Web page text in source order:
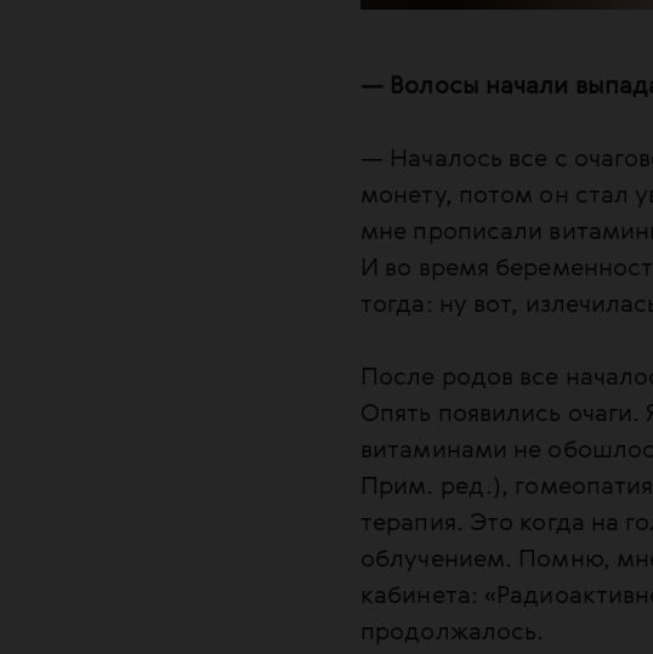
— Волосы начали
— Началось все с
монету, потом он стал
мне прописали
И во время
тогда: ну вот,
После родов все
Опять появились
витаминами не
Прим. ред.),
терапия. Это когда на
облучением. Помню,
кабинета:
продолжалось.